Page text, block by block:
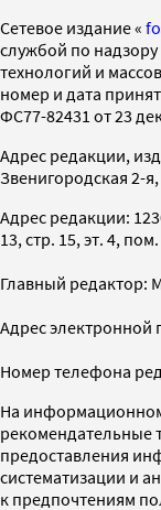
Cетевое издание «
службой по
технологий и
номер и дата
ФС77-82431 от 23
Адрес редакции,
Звенигородская 2-я,
Адрес редакции:
13, стр. 15, эт. 4,
Главный редактор:
Адрес электронной
Номер телефона
На
рекомендательные
предоставления
систематизации и
к предпочтениям